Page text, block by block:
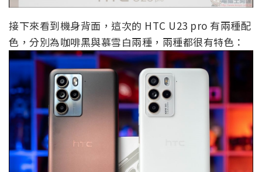
接下來看到機身背面，這次的 HTC U23 pro 有兩種配
色，分別為咖啡黑與慕雪白兩種，兩種都很有特色：